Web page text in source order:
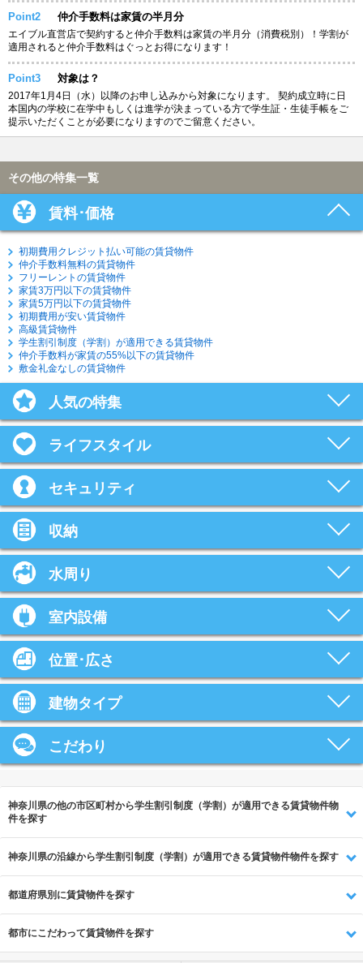
Point2 仲介手数料は家賃の半月分
エイブル直営店で契約すると仲介手数料は家賃の半月分（消費税別）！学割が
適用されると仲介手数料はぐっとお得になります！
Point3 対象は？
2017年1月4日（水）以降のお申し込みから対象になります。 契約成立時に日
本国内の学校に在学中もしくは進学が決まっている方で学生証・生徒手帳をご
提示いただくことが必要になりますのでご留意ください。
その他の特集一覧
賃料･価格
初期費用クレジット払い可能の賃貸物件
仲介手数料無料の賃貸物件
フリーレントの賃貸物件
家賃3万円以下の賃貸物件
家賃5万円以下の賃貸物件
初期費用が安い賃貸物件
高級賃貸物件
学生割引制度（学割）が適用できる賃貸物件
仲介手数料が家賃の55%以下の賃貸物件
敷金礼金なしの賃貸物件
人気の特集
ライフスタイル
セキュリティ
収納
水周り
室内設備
位置･広さ
建物タイプ
こだわり
神奈川県の他の市区町村から学生割引制度（学割）が適用できる賃貸物件物
件を探す
神奈川県の沿線から学生割引制度（学割）が適用できる賃貸物件物件を探す
都道府県別に賃貸物件を探す
都市にこだわって賃貸物件を探す